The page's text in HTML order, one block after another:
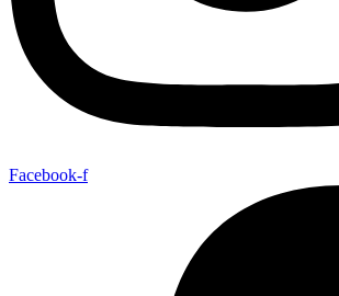
Facebook-f